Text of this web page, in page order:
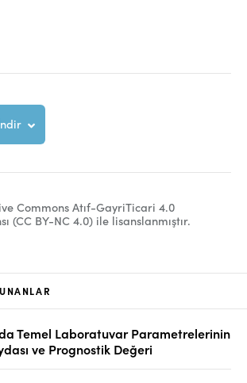
Temel Laboratuvar Parametrelerinin
ve Prognostik Değeri
Commons Atıf-GayriTicari 4.0
(CC BY-NC 4.0) ile lisanslanmıştır.